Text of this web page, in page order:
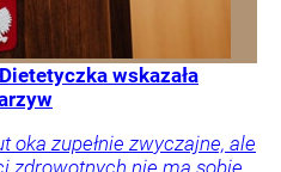
wskazała
oka zupełnie zwyczajne, ale